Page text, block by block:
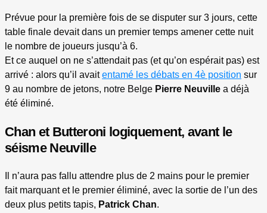
Prévue pour la première fois de se disputer sur 3 jours, cette
table finale devait dans un premier temps amener cette nuit
le nombre de joueurs jusqu’à 6.
Et ce auquel on ne s’attendait pas (et qu’on espérait pas) est
arrivé : alors qu’il avaitentamé les débats en 4è position sur
9 au nombre de jetons, notre Belge Pierre Neuville a déjà
été éliminé.
Chan et Butteroni logiquement, avant le
séisme Neuville
Il n’aura pas fallu attendre plus de 2 mains pour le premier
fait marquant et le premier éliminé, avec la sortie de l’un des
deux plus petits tapis, Patrick Chan.